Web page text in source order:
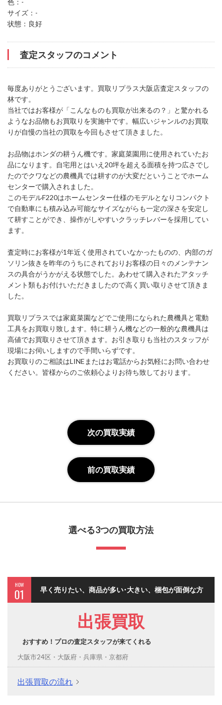
色：-
サイズ：-
状態：良好
査定スタッフのコメント
毎度ありがとうございます。買取リプラス大阪店査定スタッフの
林です。
当社ではお客様が「こんなものも買取が出来るの？」と驚かれる
ようなお品物もお買取りを実施中です。幅広いジャンルのお買取
りが自慢の当社の買取を今回もさせて頂きました。
お品物はホンダの耕うん機です。家庭菜園用に使用されていたお
品になります。自宅用とはいえ20坪を超える面積を持つ広さでし
たのでクワなどの農機具では耕すのが大変だということでホーム
センターで購入されました。
このモデルF220はホームセンター仕様のモデルとなりコンパクト
で自動車にも積み込み可能なサイズながらも一定の深さを安定し
て耕すことができ、操作がしやすいクラッチレバーを採用してい
ます。
査定時にお客様が1年近く使用されていなかったものの、内部のガ
ソリン抜きを昨年のうちにされておりお客様の日々のメンテナン
スの具合がうかがえる状態でした。あわせて購入されたアタッチ
メント類もお付けいただきましたので高く買い取りさせて頂きま
した。
買取リプラスでは家庭菜園などでご使用になられた農機具と電動
工具をお買取り致します。特に耕うん機などの一般的な農機具は
高値でお買取りさせて頂きます。お引き取りも当社のスタッフが
現場にお伺いしますので手間いらずです。
お買取りのご相談はLINEまたはお電話からお気軽にお問い合わせ
ください。皆様からのご依頼心よりお待ち致しております。
次の買取実績
前の買取実績
選べる3つの買取方法
HOW
01 早く売りたい、商品が多い･大きい、梱包が面倒な方
出張買取
おすすめ！プロの査定スタッフが来てくれる
大阪市24区・大阪府・兵庫県・京都府
出張買取の流れ